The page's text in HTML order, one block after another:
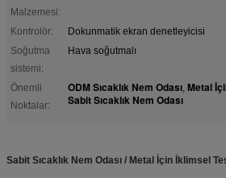
Malzemesi:
Kontrolör:
Dokunmatik ekran denetleyicisi
Soğutma
sistemi:
Hava soğutmalı
Önemli
Noktalar:
ODM Sıcaklık Nem Odası, Metal
Sabit Sıcaklık Nem Odası
Sabit Sıcaklık Nem Odası / Metal İçin İklimsel